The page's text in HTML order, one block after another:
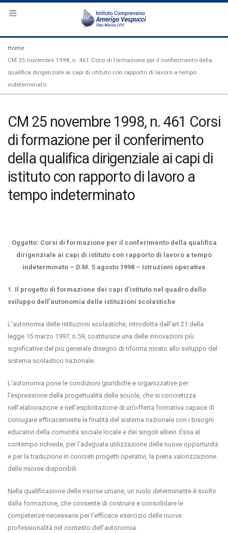
Home
CM 25 novembre 1998, n. 461 Corsi di formazione per il conferimento della
qualifica dirigenziale ai capi di istituto con rapporto di lavoro a tempo
indeterminato
CM 25 novembre 1998, n. 461 Corsi
di formazione per il conferimento
della qualifica dirigenziale ai capi di
istituto con rapporto di lavoro a
tempo indeterminato
Oggetto: Corsi di formazione per il conferimento della qualifica
dirigenziale ai capi di istituto con rapporto di lavoro a tempo
indeterminato – D.M. 5 agosto 1998 – Istruzioni operative
1. Il progetto di formazione dei capi d’istituto nel quadro dello
sviluppo dell’autonomia delle istituzioni scolastiche
L’autonomia delle istituzioni scolastiche, introdotta dall’art.21 della
legge 15 marzo 1997, n.59, costituisce una delle innovazioni più
significative del più generale disegno di riforma mirato allo sviluppo del
sistema scolastico nazionale.
L’autonomia pone le condizioni giuridiche e organizzative per
l’espressione della progettualità delle scuole, che si concretizza
nell’elaborazione e nell’esplicitazione di un’offerta formativa capace di
coniugare efficacemente le finalità del sistema nazionale con i bisogni
educativi della comunità sociale locale e dei singoli allievi. Essa al
contempo richiede, per l’adeguata utilizzazione delle nuove opportunità
e per la traduzione in concreti progetti operativi, la piena valorizzazione
delle risorse disponibili.
Nella qualificazione delle risorse umane, un ruolo determinante è svolto
dalla formazione, che consente di costruire e consolidare le
competenze necessarie per l’efficace esercizio delle nuove
professionalità nel contesto dell’autonomia.